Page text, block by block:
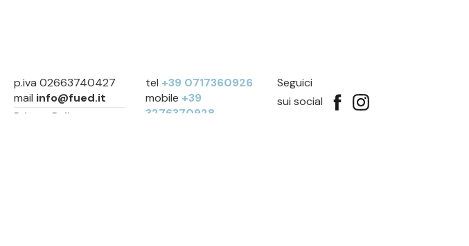
p.iva 02663740427
mail info@fued.it
Privacy Policy
tel +39 0717360926
mobile +39
3276370928
Seguici
sui social